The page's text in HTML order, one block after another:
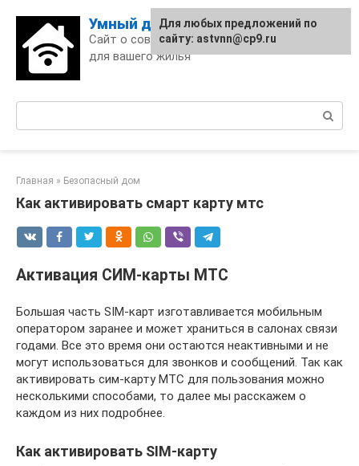
content
Умный дом
Сайт о современных технологиях
для вашего жилья
Главная » Безопасный дом
Как активировать смарт карту мтс
Активация СИМ-карты МТС
Большая часть SIM-карт изготавливается мобильным
оператором заранее и может храниться в салонах связи
годами. Все это время они остаются неактивными и не
могут использоваться для звонков и сообщений. Так как
активировать сим-карту МТС для пользования можно
несколькими способами, то далее мы расскажем о
каждом из них подробнее.
Как активировать SIM-карту
Для любых предложений по
сайту: astvnn@cp9.ru